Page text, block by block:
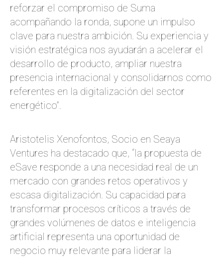
reforzar el compromiso de Suma
acompañando la ronda, supone un impulso
clave para nuestra ambición. Su experiencia y
visión estratégica nos ayudarán a acelerar el
desarrollo de producto, ampliar nuestra
presencia internacional y consolidarnos como
referentes en la digitalización del sector
energético”.
Aristotelis Xenofontos, Socio en Seaya
Ventures ha destacado que, “la propuesta de
eSave responde a una necesidad real de un
mercado con grandes retos operativos y
escasa digitalización. Su capacidad para
transformar procesos críticos a través de
grandes volúmenes de datos e inteligencia
artificial representa una oportunidad de
negocio muy relevante para liderar la